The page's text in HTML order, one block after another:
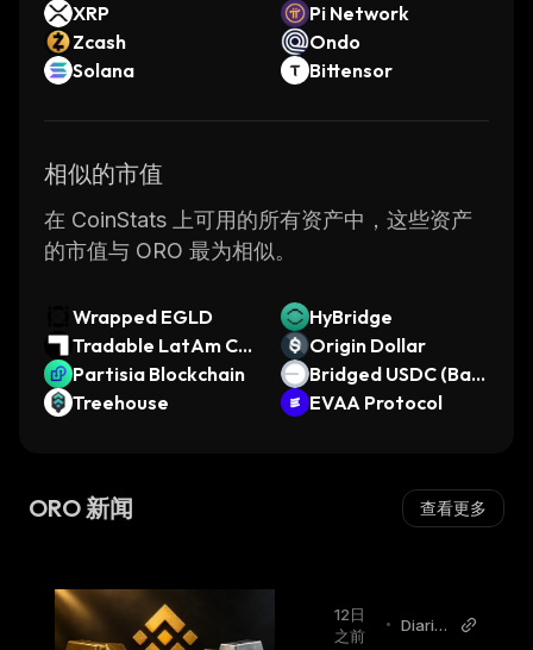
XRP
Pi Network
Zcash
Ondo
Solana
Bittensor
相似的市值
在 CoinStats 上可用的所有资产中，这些资产
的市值与 ORO 最为相似。
Wrapped EGLD
HyBridge
Tradable LatAm Ch
arge Card SSN
Origin Dollar
Partisia Blockchain
Bridged USDC (Bas
e)
Treehouse EVAA Protocol
ORO 新闻 查看更多
12日
之前
•
Diario